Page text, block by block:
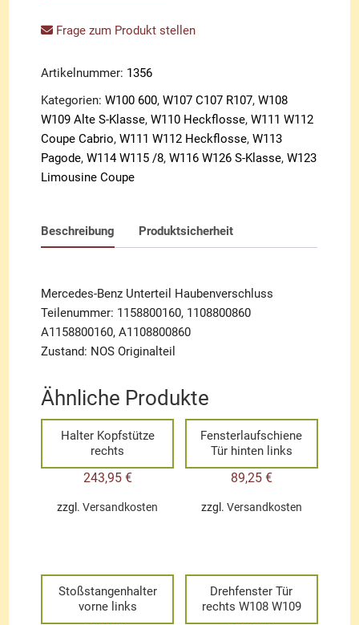
Frage zum Produkt stellen
Artikelnummer: 1356
Kategorien:W100 600,W107 C107 R107,W108
W109 Alte S-Klasse,W110 Heckflosse,W111 W112
Coupe Cabrio,W111 W112 Heckflosse,W113
Pagode,W114 W115 /8,W116 W126 S-Klasse,W123
Limousine Coupe
Beschreibung Produktsicherheit
Mercedes-Benz Unterteil Haubenverschluss
Teilenummer: 1158800160, 1108800860
A1158800160, A1108800860
Zustand: NOS Originalteil
Ähnliche Produkte
Halter Kopfstütze
rechts
243,95 €
zzgl.Versandkosten
Fensterlaufschiene
Tür hinten links
89,25 €
zzgl. Versandkosten
Stoßstangenhalter
vorne links
Drehfenster Tür
rechts W108 W109